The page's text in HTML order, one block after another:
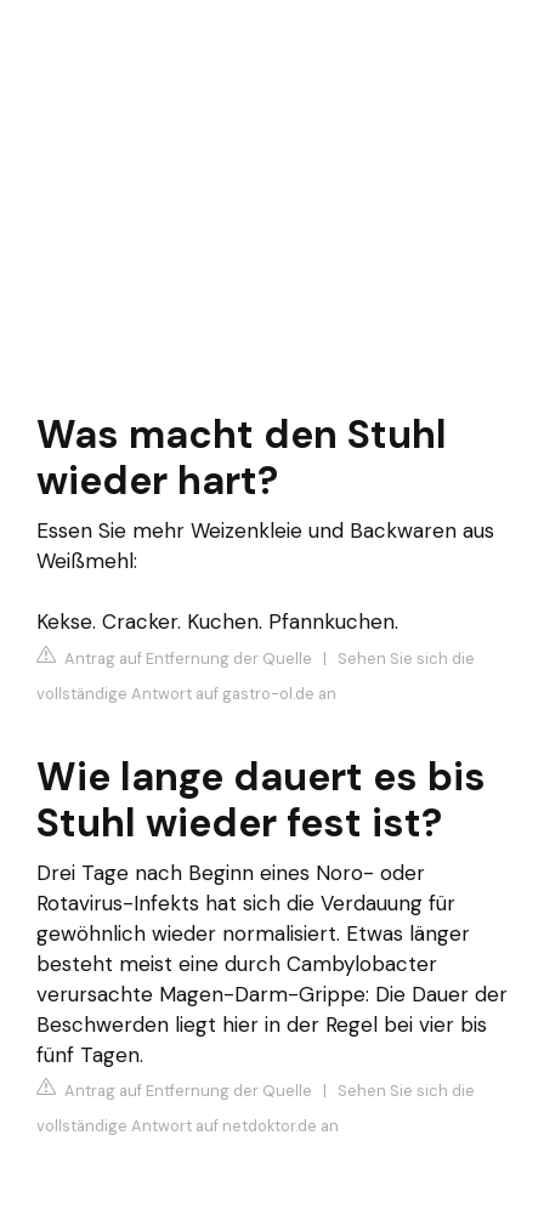
Was macht den Stuhl
wieder hart?
Essen Sie mehr Weizenkleie und Backwaren aus
Weißmehl:
Kekse. Cracker. Kuchen. Pfannkuchen.
Antrag auf Entfernung der Quelle | Sehen Sie sich die
vollständige Antwort auf gastro-ol.de an
Wie lange dauert es bis
Stuhl wieder fest ist?
Drei Tage nach Beginn eines Noro- oder
Rotavirus-Infekts hat sich die Verdauung für
gewöhnlich wieder normalisiert. Etwas länger
besteht meist eine durch Cambylobacter
verursachte Magen-Darm-Grippe: Die Dauer der
Beschwerden liegt hier in der Regel bei vier bis
fünf Tagen.
Antrag auf Entfernung der Quelle | Sehen Sie sich die
vollständige Antwort auf netdoktor.de an